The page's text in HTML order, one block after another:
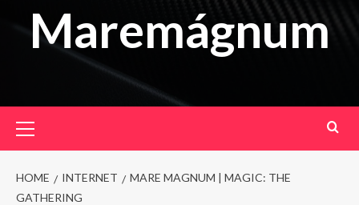
Maremágnum
Menu
HOME INTERNET
MARE MAGNUM | MAGIC: THE
GATHERING